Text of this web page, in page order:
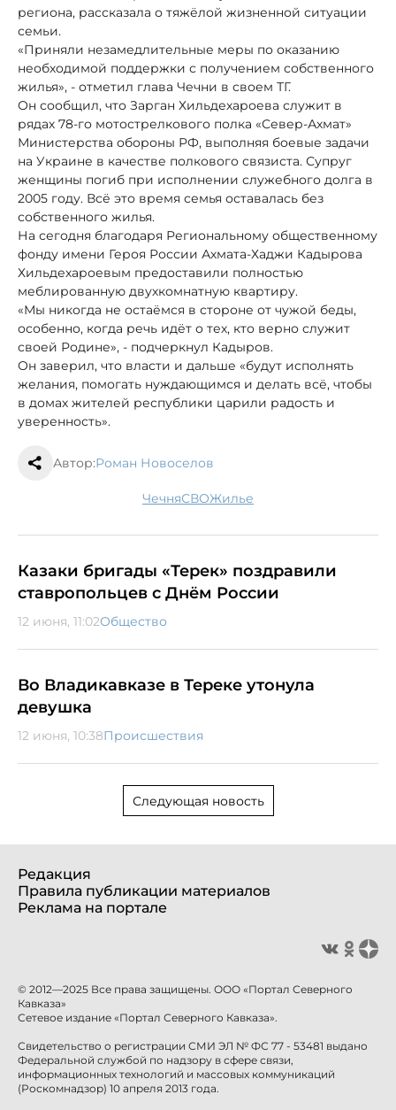
региона, рассказала о тяжёлой жизненной ситуации
семьи.
«Приняли незамедлительные меры по оказанию
необходимой поддержки с получением собственного
жилья», - отметил глава Чечни в своем ТГ.
Он сообщил, что Зарган Хильдехароева служит в
рядах 78-го мотострелкового полка «Север-Ахмат»
Министерства обороны РФ, выполняя боевые задачи
на Украине в качестве полкового связиста. Супруг
женщины погиб при исполнении служебного долга в
2005 году. Всё это время семья оставалась без
собственного жилья.
На сегодня благодаря Региональному общественному
фонду имени Героя России Ахмата-Хаджи Кадырова
Хильдехароевым предоставили полностью
меблированную двухкомнатную квартиру.
«Мы никогда не остаёмся в стороне от чужой беды,
особенно, когда речь идёт о тех, кто верно служит
своей Родине», - подчеркнул Кадыров.
Он заверил, что власти и дальше «будут исполнять
желания, помогать нуждающимся и делать всё, чтобы
в домах жителей республики царили радость и
уверенность».
Автор:Роман Новоселов
Чечня СВО жилье
Казаки бригады «Терек» поздравили
ставропольцев с Днём России
12 июня, 11:02Общество
Во Владикавказе в Тереке утонула
девушка
12 июня, 10:38Происшествия
Следующая новость
Редакция
Правила публикации материалов
Реклама на портале
© 2012—2025 Все права защищены. ООО «Портал Северного
Кавказа»
Сетевое издание «Портал Северного Кавказа».
Свидетельство о регистрации СМИ ЭЛ № ФС 77 - 53481 выдано
Федеральной службой по надзору в сфере связи,
информационных технологий и массовых коммуникаций
(Роскомнадзор) 10 апреля 2013 года.